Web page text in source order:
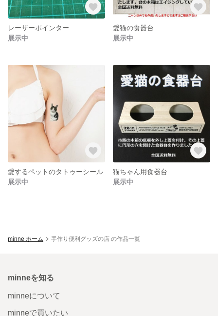
レーザーポインター
展示中
愛猫の食器台
展示中
愛するペットのタトゥーシール
展示中
猫ちゃん用食器台
展示中
minne ホーム 手作り便利グッズの店 の作品一覧
minneを知る
minneについて
minneで買いたい